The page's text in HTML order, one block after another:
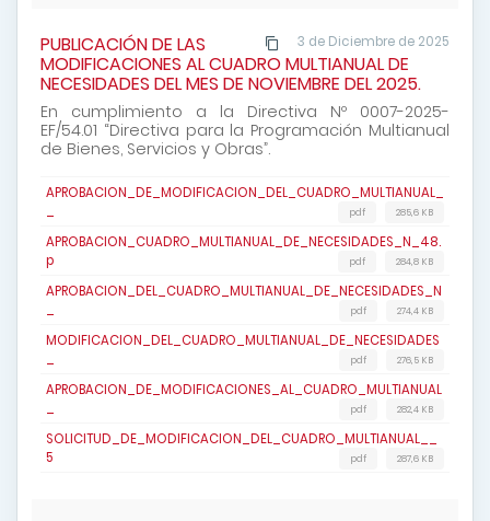
3 de Diciembre de 2025
PUBLICACIÓN DE LAS
MODIFICACIONES AL CUADRO MULTIANUAL DE
NECESIDADES DEL MES DE NOVIEMBRE DEL 2025.
En cumplimiento a la Directiva Nº 0007-2025-
EF/54.01 “Directiva para la Programación Multianual
de Bienes, Servicios y Obras”.
APROBACION_DE_MODIFICACION_DEL_CUADRO_MULTIANUAL_
285,6 KB
pdf
APROBACION_CUADRO_MULTIANUAL_DE_NECESIDADES_N_48.
p
284,8 KB
pdf
APROBACION_DEL_CUADRO_MULTIANUAL_DE_NECESIDADES_N
274,4 KB
pdf
MODIFICACION_DEL_CUADRO_MULTIANUAL_DE_NECESIDADES
276,5 KB
pdf
APROBACION_DE_MODIFICACIONES_AL_CUADRO_MULTIANUAL
282,4 KB
pdf
SOLICITUD_DE_MODIFICACION_DEL_CUADRO_MULTIANUAL__
5
287,6 KB
pdf